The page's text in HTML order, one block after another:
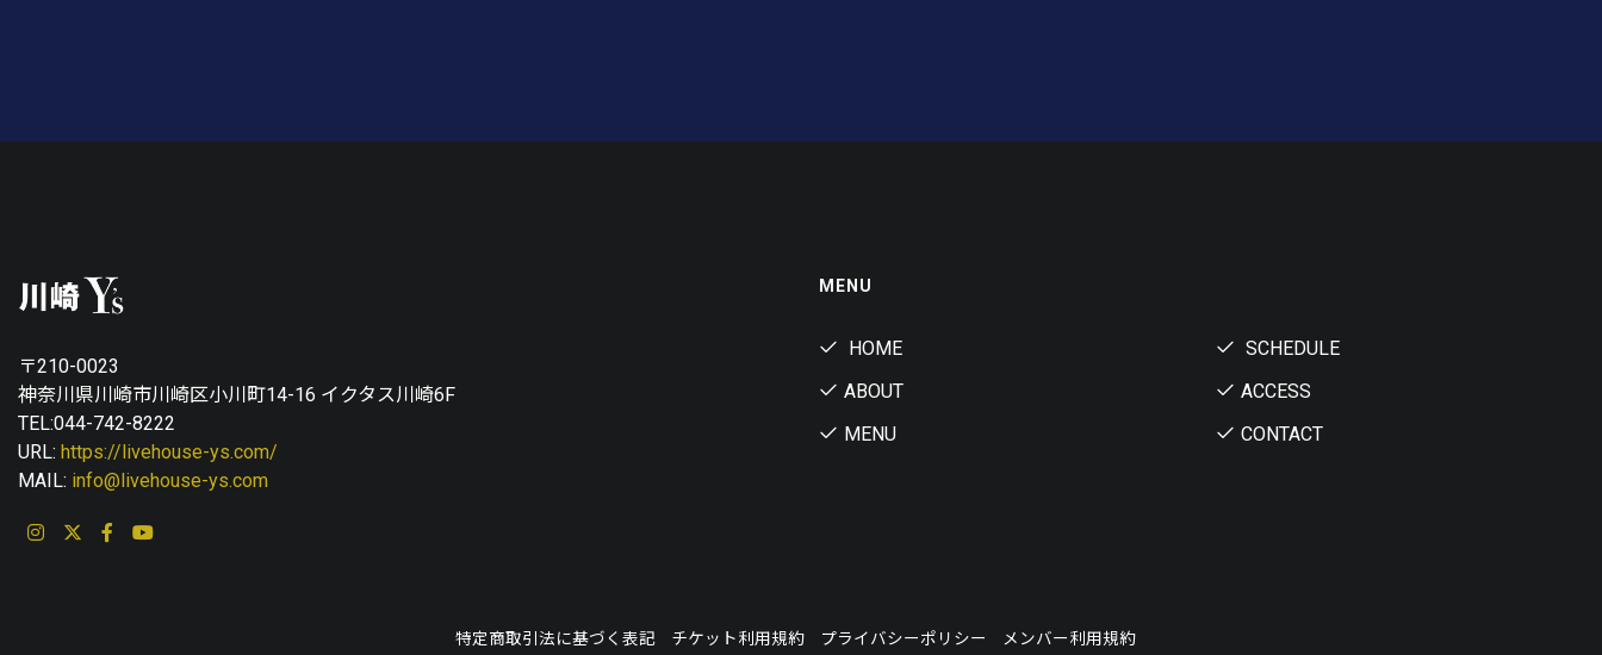
〒210-0023
神奈川県川崎市川崎区小川町14-16 イクタス川崎6F
TEL:044-742-8222
URL: https://livehouse-ys.com/
MAIL: info@livehouse-ys.com
MENU
HOME
SCHEDULE
ABOUT
ACCESS
MENU
CONTACT
特定商取引法に基づく表記 チケット利用規約 プライバシーポリシー メンバー利用規約